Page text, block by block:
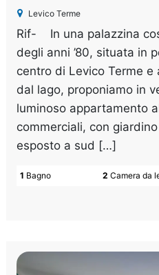
Levico Terme
Rif- In una palazzina
degli anni ’80, situata in
centro di Levico Terme
dal lago, proponiamo in
luminoso appartamento
commerciali, con
esposto a sud […]
2 Camera da
1 Bagno